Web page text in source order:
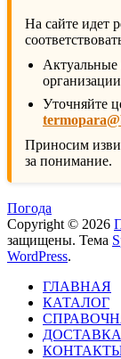
На сайте идет
Актуальные
Уточняйте
Приносим
за понимание.
Погода
Copyright © 2026
защищены. Тема
WordPress.
ГЛАВНАЯ
КАТАЛОГ
ДОСТАВКА
КОНТАКТЫ и